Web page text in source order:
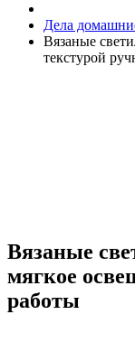
Дела
Вязаные
текстурой
Вязаные
мягкое
работы